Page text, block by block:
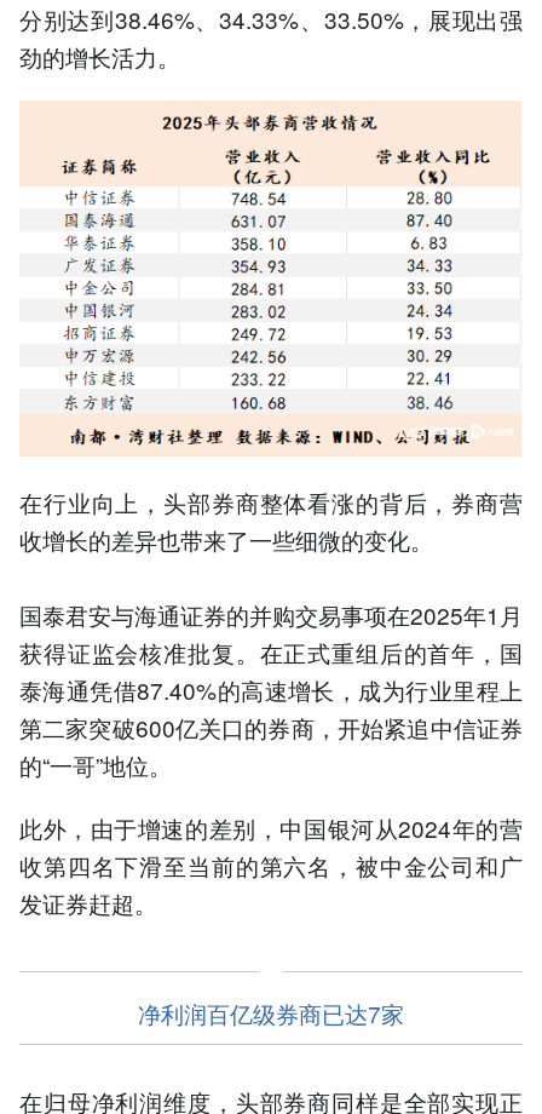
分别达到38.46%、34.33%、33.50%，展现出强
劲的增长活力。
在行业向上，头部券商整体看涨的背后，券商营
收增长的差异也带来了一些细微的变化。
国泰君安与海通证券的并购交易事项在2025年1月
获得证监会核准批复。在正式重组后的首年，国
泰海通凭借87.40%的高速增长，成为行业里程上
第二家突破600亿关口的券商，开始紧追中信证券
的“一哥”地位。
此外，由于增速的差别，中国银河从2024年的营
收第四名下滑至当前的第六名，被中金公司和广
发证券赶超。
净利润百亿级券商已达7家
在归母净利润维度，头部券商同样是全部实现正